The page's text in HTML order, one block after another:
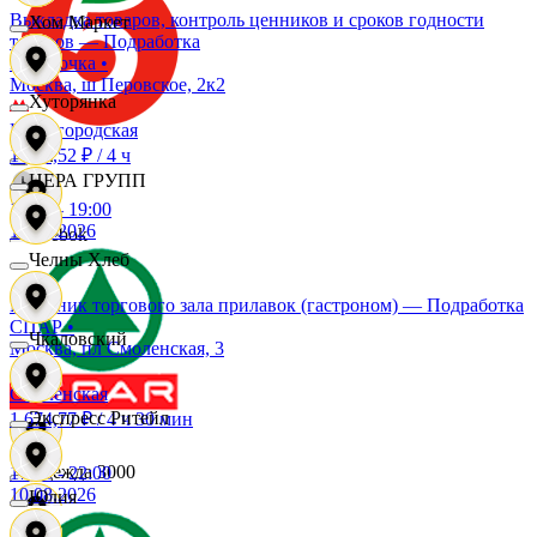
OBI
RE
Reebok
Seven
XC
Одежда 3000
Хом Маркет
Хуторянка
ЦЕРА ГРУПП
Челны Хлеб
Чкаловский
Экспресс Ритейл
Юлия
Выкладка товаров, контроль ценников и сроков годности
товаров — Подработка
Пятёрочка •
Москва, ш Перовское, 2к2
Нижегородская
1 235,52 ₽ /4 ч
15:00 - 19:00
10.08.2026
Работник торгового зала прилавок (гастроном) — Подработка
СПАР•
Москва, пл Смоленская, 3
Смоленская
1 674,77 ₽/4 ч 30 мин
17:00-22:00
10.08.2026